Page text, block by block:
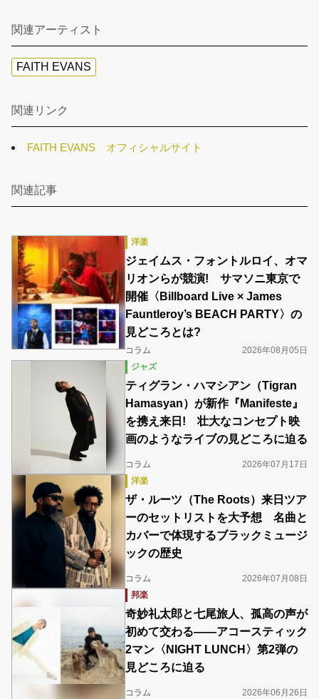
関連アーティスト
FAITH EVANS
関連リンク
FAITH EVANS オフィシャルサイト
関連記事
洋楽
ジェイムス・フォントルロイ、オマ
リオンらが競演! サマソニ東京で
開催〈Billboard Live × James
Fauntleroy’s BEACH PARTY〉の
見どころとは?
コラム
2026年08月05日
ジャズ
ティグラン・ハマシアン（Tigran
Hamasyan）が新作『Manifeste』
を携え来日! 壮大なコンセプト映
画のようなライブの見どころに迫る
コラム
2026年07月17日
洋楽
ザ・ルーツ（The Roots）来日ツア
ーのセットリストを大予想 名曲と
カバーで体現するブラックミュージ
ックの歴史
コラム
2026年07月08日
邦楽
奇妙礼太郎と七尾旅人、孤高の声が
初めて交わる――アコースティック
2マン〈NIGHT LUNCH〉第2弾の
見どころに迫る
コラム
2026年06月26日